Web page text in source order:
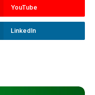
YouTube
LinkedIn